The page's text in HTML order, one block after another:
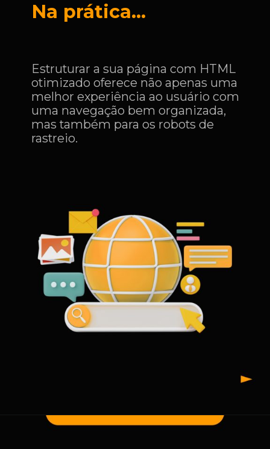
Na prática…
Estruturar a sua página com HTML
otimizado oferece não apenas uma
melhor experiência ao usuário com
uma navegação bem organizada,
mas também para os robots de
rastreio.